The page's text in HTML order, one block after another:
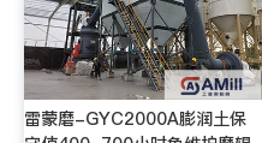
雷蒙磨-GYC2000A膨润土保